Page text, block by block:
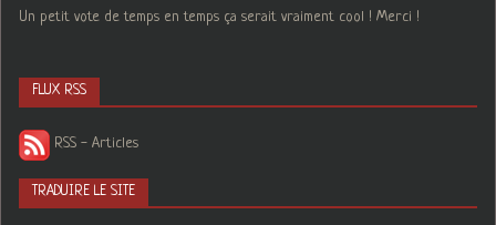
Un petit vote de temps en temps ça serait vraiment cool ! Merci !
FLUX RSS
RSS - Articles
TRADUIRE LE SITE